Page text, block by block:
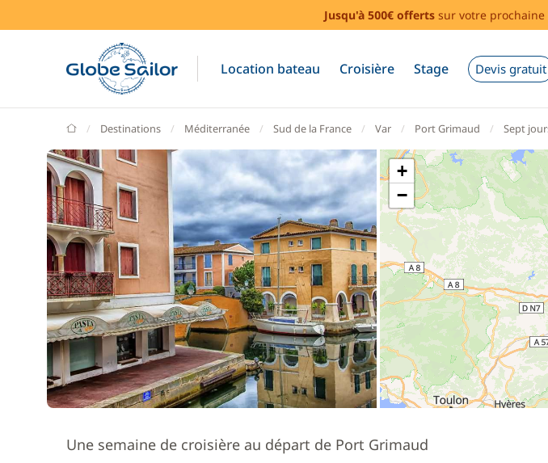
Jusqu'à 500€ offerts sur votre
Location bateau Croisière Stage Devis gratuit
GlobeSailor
Destinations Méditerranée Sud de la France Var Port Grimaud Sept
+
−
Une semaine de croisière au départ de Port Grimaud